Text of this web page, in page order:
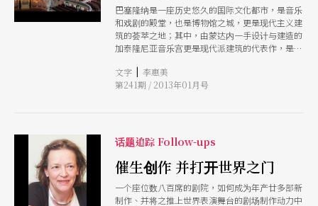
巴塞隆纳是一座历史悠久的国际文化都市，是音乐
和戏剧的殿堂，也是博物馆之城，更是现代主义建
筑的荟萃之地；其中，由蒙达内一手设计与建造的
加泰隆尼亚音乐宫更是现代派建筑的代表作，是唯
文字 | 李惠美
第241期 / 2013年01月号
话题追踪 Follow-ups
催生创作 并打开世界之门
一个座位数八百席的剧院，如何成为年产廿多部新
制作、并将之推上世界表演舞台的剧场制作动力中